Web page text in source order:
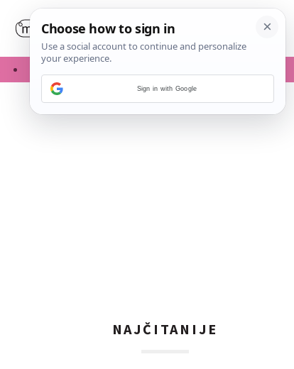
NAJČITANIJE
Sign in with Google